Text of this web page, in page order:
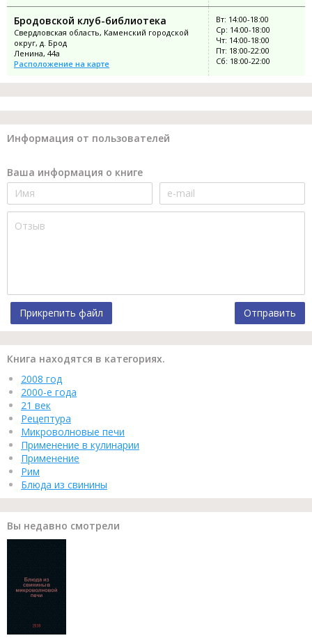
Бродовской клуб-библиотека
Свердловская область, Каменский городской
округ, д. Брод
Ленина, 44а
Расположение на карте
Вт: 14:00-18:00
Ср: 14:00-18:00
Чт: 14:00-18:00
Пт: 18:00-22:00
Сб: 18:00-22:00
Информация от пользователей
Ваша информация о книге
Прикрепить файл Отправить
Книга находятся в категориях.
2008 год
2000-е года
21 век
Рецептура
Микроволновые печи
Применение в кулинарии
Применение
Рим
Блюда из свинины
Вы недавно смотрели